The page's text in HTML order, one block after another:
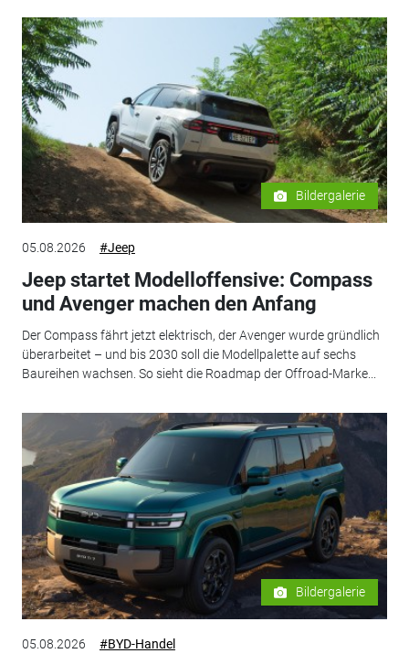
Bildergalerie
05.08.2026 #Jeep
Jeep startet Modelloffensive: Compass
und Avenger machen den Anfang
Der Compass fährt jetzt elektrisch, der Avenger wurde gründlich
überarbeitet – und bis 2030 soll die Modellpalette auf sechs
Baureihen wachsen. So sieht die Roadmap der Offroad-Marke...
Bildergalerie
05.08.2026 #BYD-Handel